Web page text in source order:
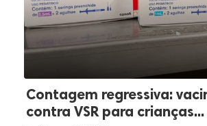
Contagem regressiva:
contra VSR para crianças...